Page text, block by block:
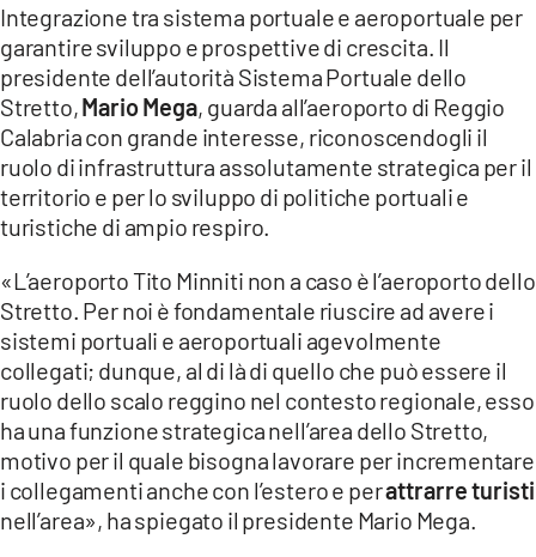
ILREGGINO.IT
COSENZACHANNEL.IT
ILVIBONESE.IT
CATANZAROCHANNEL.IT
LACAPITALENEWS.IT
App
ANDROID
APPLE
Integrazione tra sistema portuale e aeroportuale per
garantire sviluppo e prospettive di crescita. Il
presidente dell’autorità Sistema Portuale dello
Stretto,Mario Mega, guarda all’aeroporto di Reggio
Calabria con grande interesse, riconoscendogli il
ruolo di infrastruttura assolutamente strategica per il
territorio e per lo sviluppo di politiche portuali e
turistiche di ampio respiro.
«L’aeroporto Tito Minniti non a caso è l’aeroporto dello
Stretto. Per noi è fondamentale riuscire ad avere i
sistemi portuali e aeroportuali agevolmente
collegati; dunque, al di là di quello che può essere il
ruolo dello scalo reggino nel contesto regionale, esso
ha una funzione strategica nell’area dello Stretto,
motivo per il quale bisogna lavorare per incrementare
i collegamenti anche con l’estero e perattrarre turisti
nell’area», ha spiegato il presidente Mario Mega.